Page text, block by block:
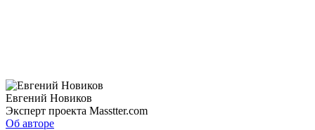
Евгений Новиков
Эксперт проекта Masstter.com
Об авторе